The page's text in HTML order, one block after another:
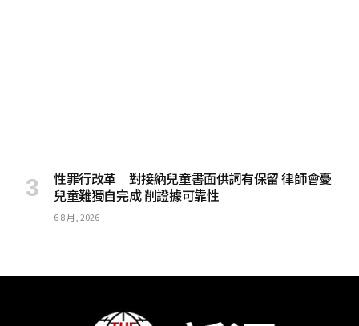
性罪行改革︱對接納兒童書面供詞有保留 律師會憂
兒童難獨自完成 削證據可靠性
6 8 月, 2026